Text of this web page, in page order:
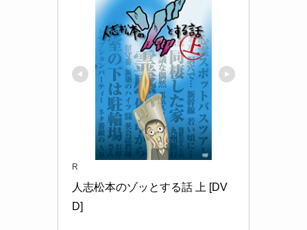
R
人志松本のゾッとする話 上 [DV
D]